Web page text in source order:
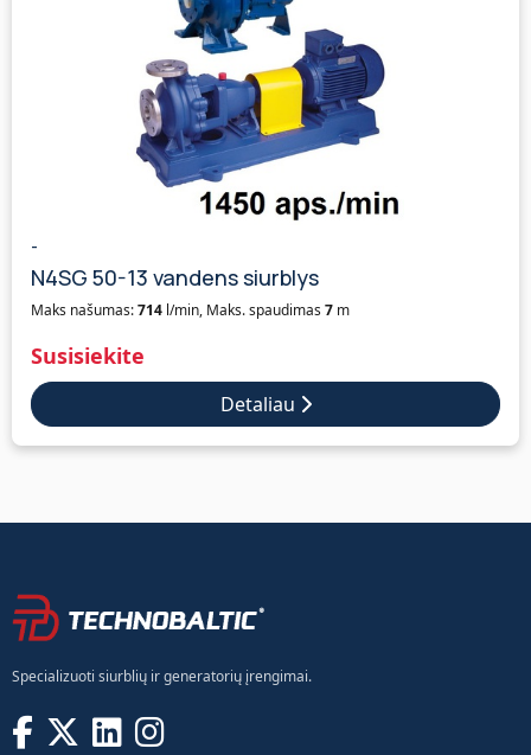
-
N4SG 50-13 vandens siurblys
Maks našumas:714 l/min, Maks. spaudimas7 m
Susisiekite
Detaliau
Specializuoti siurblių ir generatorių įrengimai.